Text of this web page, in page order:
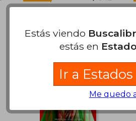
$ 842 dcto. $
Rápido
Estás viendo
estás en
Ir a
Me quedo